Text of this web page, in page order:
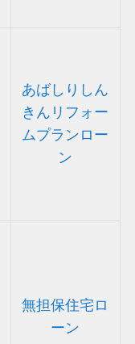
あばしりしん
きんリフォー
ムプランロー
ン
無担保住宅ロ
ーン